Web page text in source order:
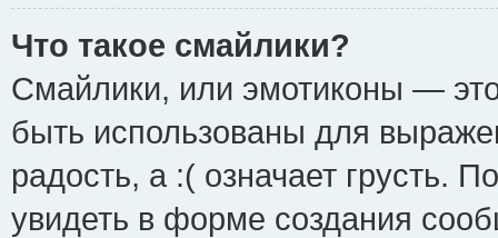
Что такое смайлики?
Смайлики, или эмотиконы —
быть использованы для
радость, а :( означает грусть.
увидеть в форме создания